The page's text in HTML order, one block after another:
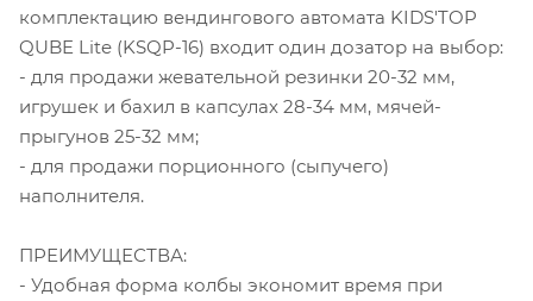
комплектацию вендингового автомата KIDS'TOP
QUBE Lite (KSQP-16) входит один дозатор на выбор:
- для продажи жевательной резинки 20-32 мм,
игрушек и бахил в капсулах 28-34 мм, мячей-
прыгунов 25-32 мм;
- для продажи порционного (сыпучего)
наполнителя.
ПРЕИМУЩЕСТВА:
- Удобная форма колбы экономит время при